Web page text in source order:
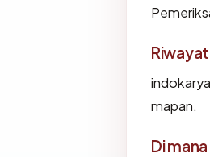
mapan.
Di